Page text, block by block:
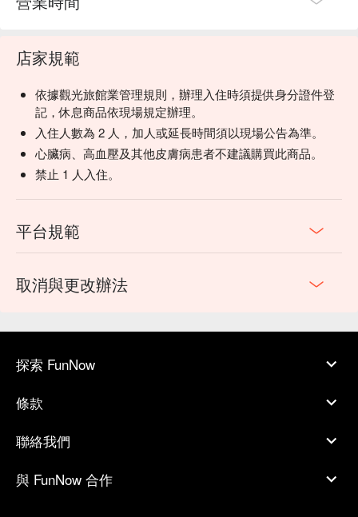
店家規範
依據觀光旅館業管理規則，辦理入住時須提供身分證件登
記，休息商品依現場規定辦理。
入住人數為 2 人，加人或延長時間須以現場公告為準。
心臟病、高血壓及其他皮膚病患者不建議購買此商品。
禁止 1 人入住。
平台規範
取消與更改辦法
探索 FunNow
條款
聯絡我們
與 FunNow 合作